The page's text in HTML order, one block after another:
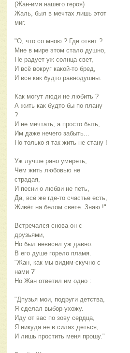
(Жан-имя нашего героя)
Жаль, был в мечтах лишь этот
миг.
"О, что со мною ? Где ответ ?
Мне в мире этом стало душно,
Не радует уж солнца свет,
И всё вокруг какой-то бред,
И все как будто равнодушны.
Как могут люди не любить ?
А жить как будто бы по плану
?
И не мечтать, а просто быть,
Им даже нечего забыть...
Но только я так жить не стану !
Уж лучше рано умереть,
Чем жить любовью не
страдая,
И песни о любви не петь,
Да, всё же где-то счастье есть,
Живёт на белом свете. Знаю !"
Встречался снова он с
друзьями,
Но был невесел уж давно.
В его душе горело пламя.
"Жан, как мы видим-скучно с
нами ?"
Но Жан ответил им одно :
"Дпузья мои, подруги детства,
Я сделал выбор-ухожу.
Иду от вас по зову сердца,
Я никуда не в силах деться,
И лишь простить меня прошу."